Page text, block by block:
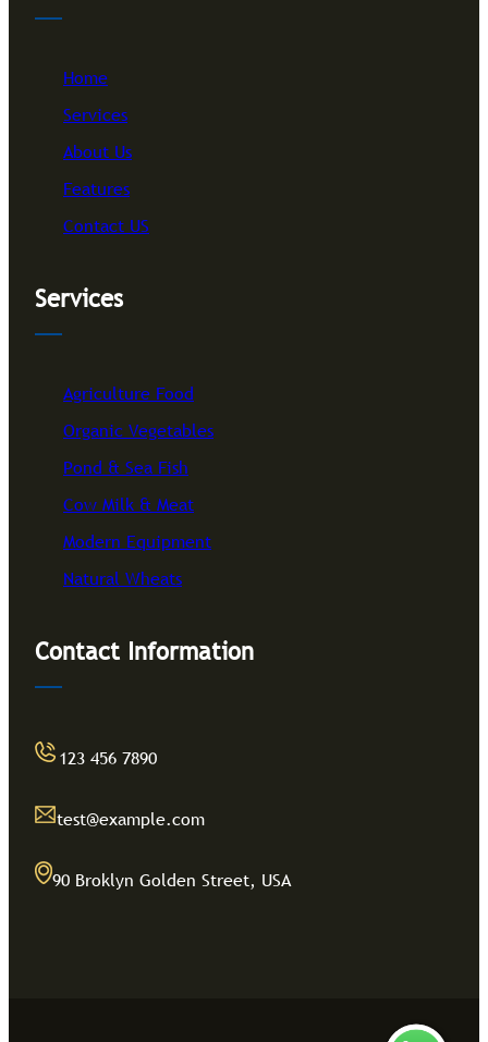
Home
Services
About Us
Features
Contact US
Services
Agriculture Food
Organic Vegetables
Pond & Sea Fish
Cow Milk & Meat
Modern Equipment
Natural Wheats
Contact Information
123 456 7890
test@example.com
90 Broklyn Golden Street, USA